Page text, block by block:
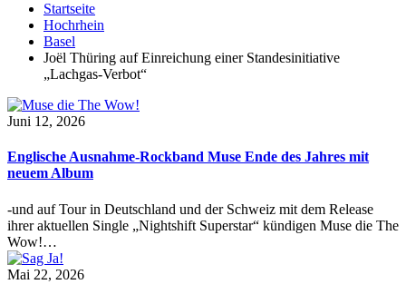
Startseite
Hochrhein
Basel
Joël Thüring auf Einreichung einer Standesinitiative
„Lachgas-Verbot“
Juni 12, 2026
Englische Ausnahme-Rockband Muse Ende des Jahres mit
neuem Album
-und auf Tour in Deutschland und der Schweiz mit dem Release
ihrer aktuellen Single „Nightshift Superstar“ kündigen Muse die The
Wow!…
Mai 22, 2026